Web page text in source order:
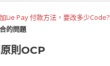
Lie Pay 付款方法，要改多少Code?
的問題
則OCP